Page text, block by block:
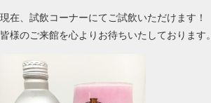
現在、試飲コーナーにてご試飲いただけます！
皆様のご来館を心よりお待ちいたしております。